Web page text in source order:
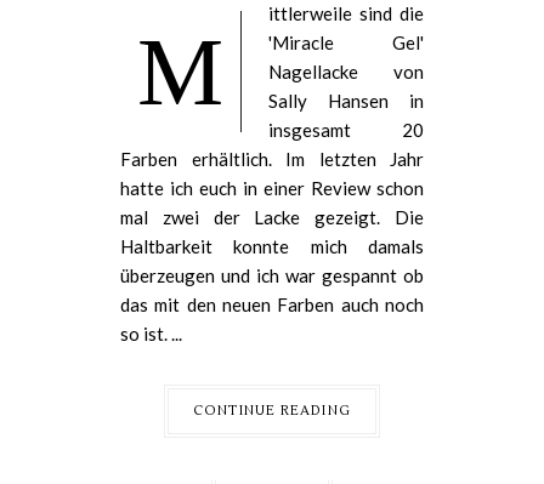
M
ittlerweile sind die
'Miracle Gel'
Nagellacke von
Sally Hansen in
insgesamt 20
Farben erhältlich. Im letzten Jahr
hatte ich euch in einer Review schon
mal zwei der Lacke gezeigt. Die
Haltbarkeit konnte mich damals
überzeugen und ich war gespannt ob
das mit den neuen Farben auch noch
so ist. ...
CONTINUE READING